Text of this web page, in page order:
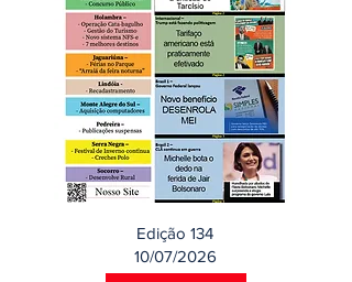
Edição 134
10/07/2026